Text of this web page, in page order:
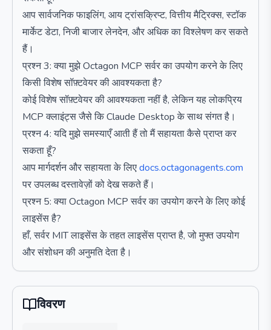
आप सार्वजनिक फाइलिंग, आय ट्रांसक्रिप्ट, वित्तीय मैट्रिक्स, स्टॉक
मार्केट डेटा, निजी बाजार लेनदेन, और अधिक का विश्लेषण कर सकते
हैं।
प्रश्न 3: क्या मुझे Octagon MCP सर्वर का उपयोग करने के लिए
किसी विशेष सॉफ़्टवेयर की आवश्यकता है?
कोई विशेष सॉफ़्टवेयर की आवश्यकता नहीं है, लेकिन यह लोकप्रिय
MCP क्लाइंट्स जैसे कि Claude Desktop के साथ संगत है।
प्रश्न 4: यदि मुझे समस्याएँ आती हैं तो मैं सहायता कैसे प्राप्त कर
सकता हूँ?
आप मार्गदर्शन और सहायता के लिएdocs.octagonagents.com
पर उपलब्ध दस्तावेज़ों को देख सकते हैं।
प्रश्न 5: क्या Octagon MCP सर्वर का उपयोग करने के लिए कोई
लाइसेंस है?
हाँ, सर्वर MIT लाइसेंस के तहत लाइसेंस प्राप्त है, जो मुफ्त उपयोग
और संशोधन की अनुमति देता है।
विवरण